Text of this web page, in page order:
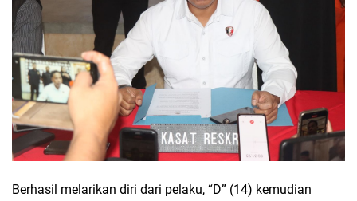
Berhasil melarikan diri dari pelaku, “D” (14) kemudian